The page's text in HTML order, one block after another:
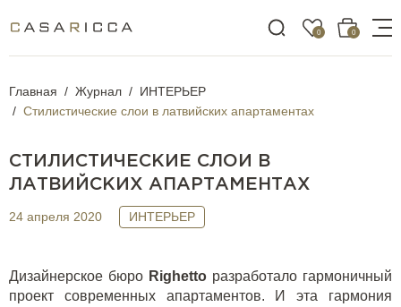
0 0
Главная Журнал
ИНТЕРЬЕР
Стилистические слои в латвийских апартаментах
СТИЛИСТИЧЕСКИЕ СЛОИ В
ЛАТВИЙСКИХ АПАРТАМЕНТАХ
24 апреля 2020 ИНТЕРЬЕР
Дизайнерское бюро Righetto разработало гармоничный
проект современных апартаментов. И эта гармония